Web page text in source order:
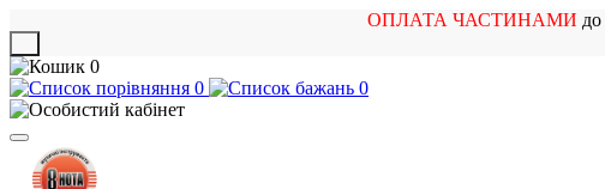
ОПЛАТА ЧАСТИНАМИ до
0
0
0